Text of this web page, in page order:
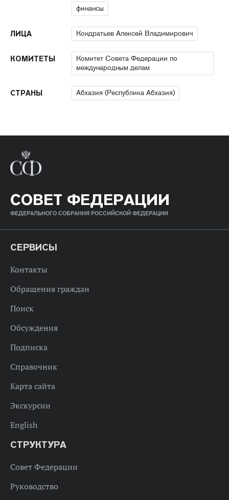
финансы
ЛИЦА Кондратьев Алексей Владимирович
КОМИТЕТЫ
Комитет Совета Федерации по
международным делам
СТРАНЫ Абхазия (Республика Абхазия)
СОВЕТ ФЕДЕРАЦИИ
ФЕДЕРАЛЬНОГО СОБРАНИЯ РОССИЙСКОЙ ФЕДЕРАЦИИ
СЕРВИСЫ
Контакты
Обращения граждан
Поиск
Обсуждения
Подписка
Справочник
Карта сайта
Экскурсии
English
СТРУКТУРА
Совет Федерации
Руководство